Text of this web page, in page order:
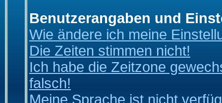
Benutzerangaben und
Wie ändere ich meine
Die Zeiten stimmen nicht!
Ich habe die Zeitzone
falsch!
Meine Sprache ist nicht